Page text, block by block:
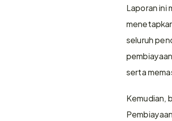
Laporan ini
seluruh
serta
Kemudian,